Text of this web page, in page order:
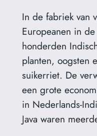
In de fabriek van
Europeanen in
honderden
planten, oogsten
suikerriet. De
een grote
in Nederlands-
Java waren